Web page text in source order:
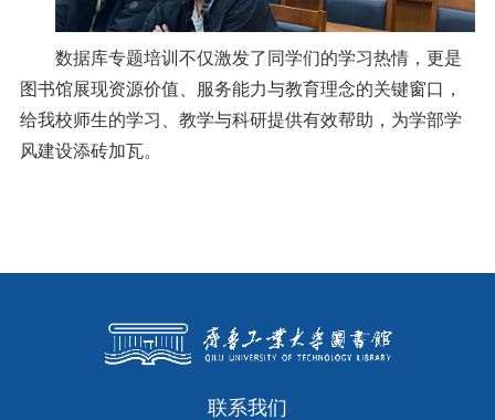
数据库专题培训不仅激发了同学们的学习热情，更是
图书馆展现资源价值、服务能力与教育理念的关键窗口，
给我校师生的学习、教学与科研提供有效帮助，为学部学
风建设添砖加瓦。
联系我们